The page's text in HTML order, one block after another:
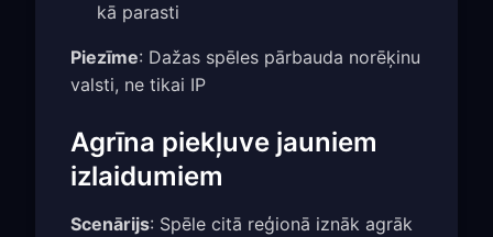
kā parasti
Piezīme: Dažas spēles pārbauda norēķinu
valsti, ne tikai IP
Agrīna piekļuve jauniem
izlaidumiem
Scenārijs: Spēle citā reģionā iznāk agrāk